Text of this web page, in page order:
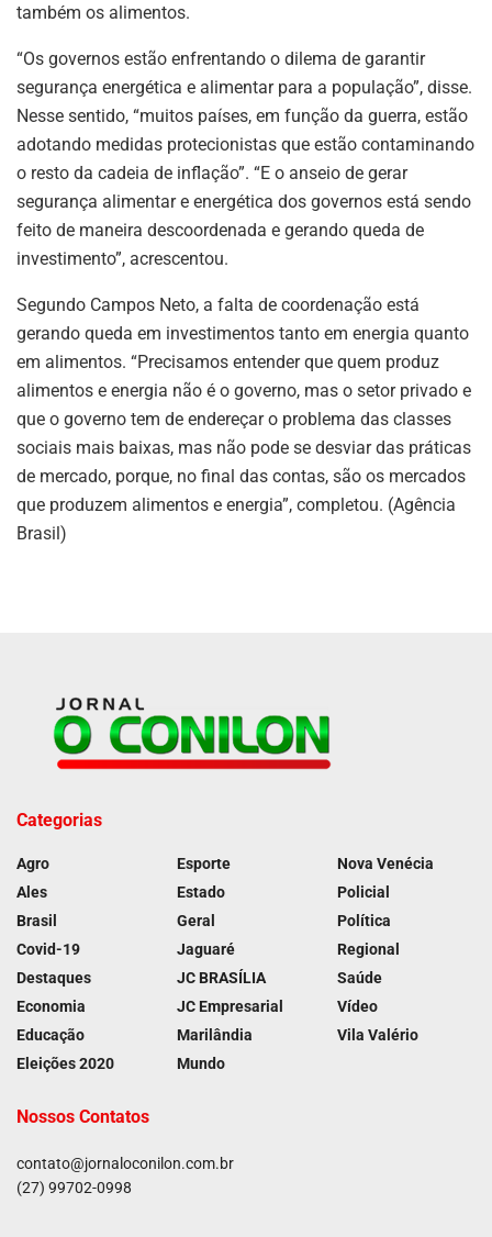
também os alimentos.
“Os governos estão enfrentando o dilema de garantir
segurança energética e alimentar para a população”, disse.
Nesse sentido, “muitos países, em função da guerra, estão
adotando medidas protecionistas que estão contaminando
o resto da cadeia de inflação”. “E o anseio de gerar
segurança alimentar e energética dos governos está sendo
feito de maneira descoordenada e gerando queda de
investimento”, acrescentou.
Segundo Campos Neto, a falta de coordenação está
gerando queda em investimentos tanto em energia quanto
em alimentos. “Precisamos entender que quem produz
alimentos e energia não é o governo, mas o setor privado e
que o governo tem de endereçar o problema das classes
sociais mais baixas, mas não pode se desviar das práticas
de mercado, porque, no final das contas, são os mercados
que produzem alimentos e energia”, completou. (Agência
Brasil)
Categorias
Agro
Ales
Brasil
Covid-19
Destaques
Economia
Educação
Eleições 2020
Esporte
Estado
Geral
Jaguaré
JC BRASÍLIA
JC Empresarial
Marilândia
Mundo
Nova Venécia
Policial
Política
Regional
Saúde
Vídeo
Vila Valério
Nossos Contatos
contato@jornaloconilon.com.br
(27) 99702-0998